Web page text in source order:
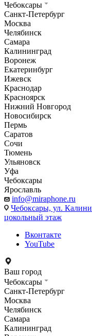
Чебоксары
Санкт-Петербург
Москва
Челябинск
Самара
Калининград
Воронеж
Екатеринбург
Ижевск
Краснодар
Красноярск
Нижний Новгород
Новосибирск
Пермь
Саратов
Сочи
Тюмень
Ульяновск
Уфа
Чебоксары
Ярославль
info@miraphone.ru
Чебоксары, ул.
цокольный этаж
Вконтакте
YouTube
Ваш город
Чебоксары
Санкт-Петербург
Москва
Челябинск
Самара
Калининград